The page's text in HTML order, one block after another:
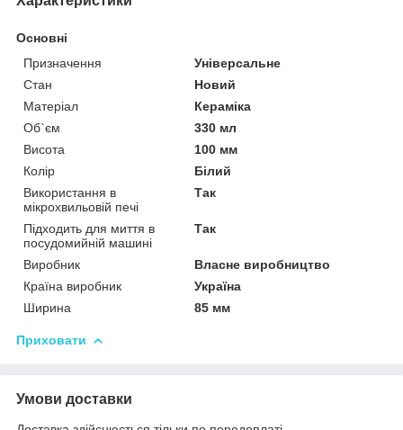
Основні
Призначення
Універсальне
Стан
Новий
Матеріал
Кераміка
Об`єм
330 мл
Висота
100 мм
Колір
Білий
Використання в
мікрохвильовій печі
Так
Підходить для миття в
посудомийній машині
Так
Виробник
Власне виробництво
Країна виробник
Україна
Ширина
85 мм
Приховати
Умови доставки